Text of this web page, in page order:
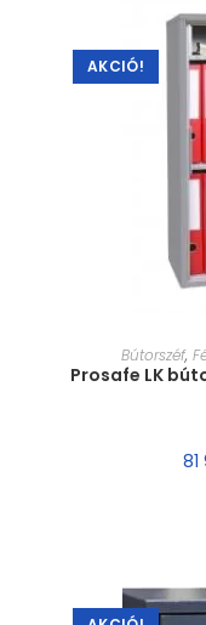
AKCIÓ!
Bútorszéf,
Prosafe LK